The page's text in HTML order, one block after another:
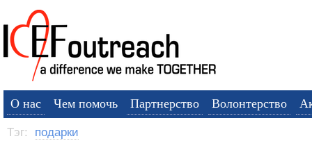
О нас Чем помочь Партнерство Волонтерство
Тэг: подарки